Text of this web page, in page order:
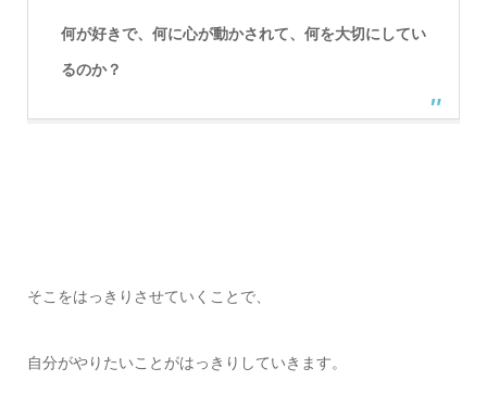
何が好きで、何に心が動かされて、何を大切にしてい
るのか？
そこをはっきりさせていくことで、
自分がやりたいことがはっきりしていきます。